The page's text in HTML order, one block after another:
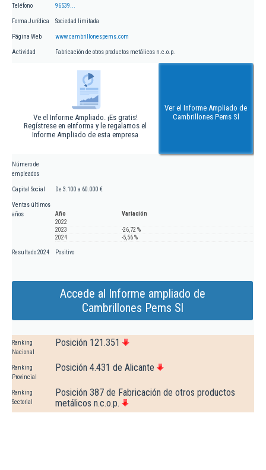
Teléfono 96539...
Forma Jurídica Sociedad limitada
Página Web www.cambrillonespems.com
Actividad Fabricación de otros productos metálicos n.c.o.p.
Ve el Informe Ampliado. ¡Es gratis!
Regístrese en eInforma y le regalamos el
Informe Ampliado de esta empresa
Ver el Informe Ampliado de
Cambrillones Pems Sl
Número de
empleados
Capital Social De 3.100 a 60.000 €
Ventas últimos
años
Año
Variación
2022
2023
-26,72 %
2024
-5,56 %
Resultado 2024 Positivo
Accede al Informe ampliado de
Cambrillones Pems Sl
Ranking
Nacional
Posición 121.351
Ranking
Provincial
Posición 4.431 de Alicante
Ranking
Sectorial
Posición 387 de Fabricación de otros productos
metálicos n.c.o.p.